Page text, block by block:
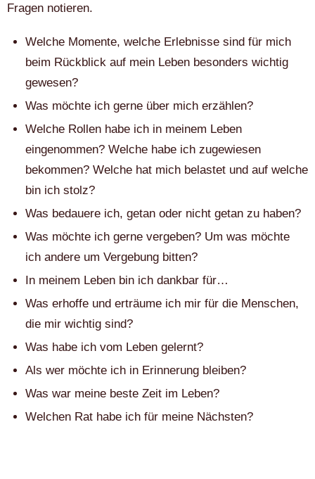
Fragen notieren.
Welche Momente, welche Erlebnisse sind für mich
beim Rückblick auf mein Leben besonders wichtig
gewesen?
Was möchte ich gerne über mich erzählen?
Welche Rollen habe ich in meinem Leben
eingenommen? Welche habe ich zugewiesen
bekommen? Welche hat mich belastet und auf welche
bin ich stolz?
Was bedauere ich, getan oder nicht getan zu haben?
Was möchte ich gerne vergeben? Um was möchte
ich andere um Vergebung bitten?
In meinem Leben bin ich dankbar für…
Was erhoffe und erträume ich mir für die Menschen,
die mir wichtig sind?
Was habe ich vom Leben gelernt?
Als wer möchte ich in Erinnerung bleiben?
Was war meine beste Zeit im Leben?
Welchen Rat habe ich für meine Nächsten?